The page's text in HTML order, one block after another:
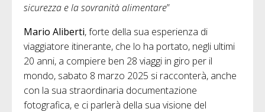
sicurezza e la sovranità alimentare”
Mario Aliberti, forte della sua esperienza di
viaggiatore itinerante, che lo ha portato, negli ultimi
20 anni, a compiere ben 28 viaggi in giro per il
mondo, sabato 8 marzo 2025 si racconterà, anche
con la sua straordinaria documentazione
fotografica, e ci parlerà della sua visione del